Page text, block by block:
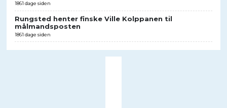
1861 dage siden
Rungsted henter finske Ville Kolppanen til
målmandsposten
1861 dage siden